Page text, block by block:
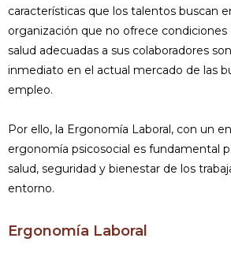
características que los talentos buscan
organización que no ofrece condiciones
salud adecuadas a sus colaboradores
inmediato en el actual mercado de las
empleo.
Por ello, la Ergonomía Laboral, con un
ergonomía psicosocial es fundamental
salud, seguridad y bienestar de los
entorno.
Ergonomía Laboral